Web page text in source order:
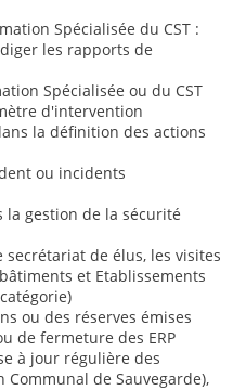
Spécialisée du CST :
les rapports de
Spécialisée ou du CST
d'intervention
la définition des actions
ou incidents
gestion de la sécurité
secrétariat de élus, les visites
et Etablissements
ou des réserves émises
de fermeture des ERP
à jour régulière des
Communal de Sauvegarde),